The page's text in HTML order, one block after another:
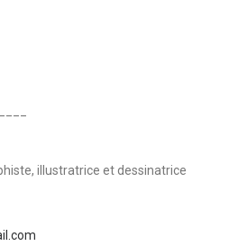
illustratrice et dessinatrice